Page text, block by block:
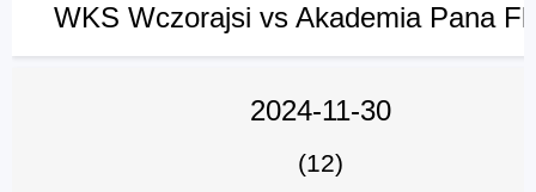
WKS Wczorajsi vs Akademia Pana
2024-11-30
(12)